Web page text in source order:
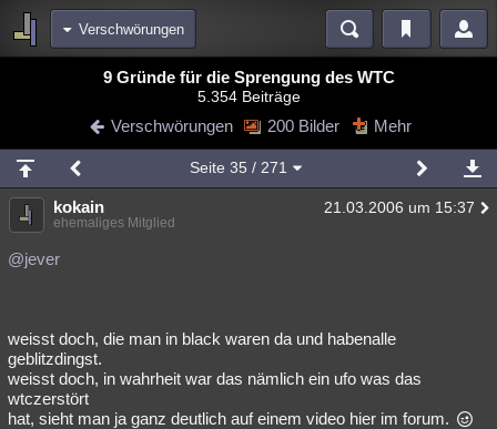
Verschwörungen
Blogs Videos
Chat Wiki Neuigkeiten
meine Rubriken
Menschen Mystery Kriminalfälle
Spiritualität
weitere Rubriken
Philosophie
Astronomie Helpdesk Gruppen Gaming Filme
9 Gründe für die Sprengung des WTC
5.354 Beiträge
Verschwörungen 200 Bilder Mehr
Seite 35 / 271
kokain 21.03.2006 um 15:37
ehemaliges Mitglied
@jever
weisst doch, die man in black waren da und habenalle
geblitzdingst.
weisst doch, in wahrheit war das nämlich ein ufo was das
wtczerstört
hat, sieht man ja ganz deutlich auf einem video hier im forum.